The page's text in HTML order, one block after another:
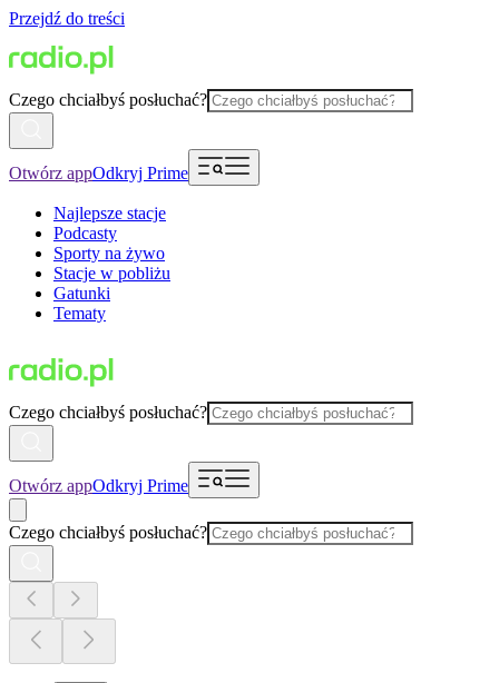
Przejdź do treści
Czego chciałbyś posłuchać?
Otwórz appOdkryj Prime
Najlepsze stacje
Podcasty
Sporty na żywo
Stacje w pobliżu
Gatunki
Tematy
Czego chciałbyś posłuchać?
Otwórz appOdkryj Prime
Czego chciałbyś posłuchać?